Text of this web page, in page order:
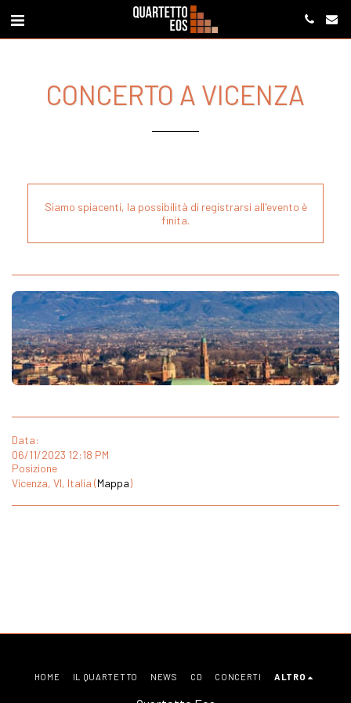
CONCERTO A VICENZA
Siamo spiacenti, la possibilità di registrarsi all'evento è
finita.
Data:
06/11/2023 12:18 PM
Posizione
Vicenza, VI, Italia (Mappa)
HOME IL QUARTETTO NEWS CD CONCERTI ALTRO